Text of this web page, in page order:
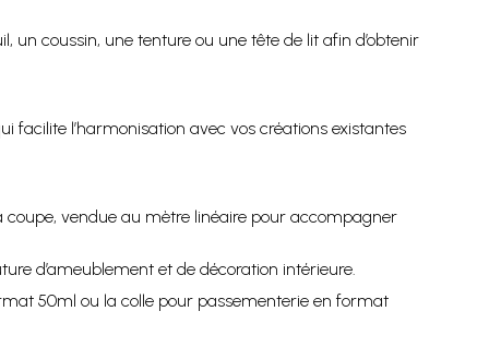
un coussin, une tenture ou une tête de lit afin d’obtenir
facilite l’harmonisation avec vos créations existantes
vendue au mètre linéaire pour accompagner
d’ameublement et de décoration intérieure.
50ml ou la colle pour passementerie en format